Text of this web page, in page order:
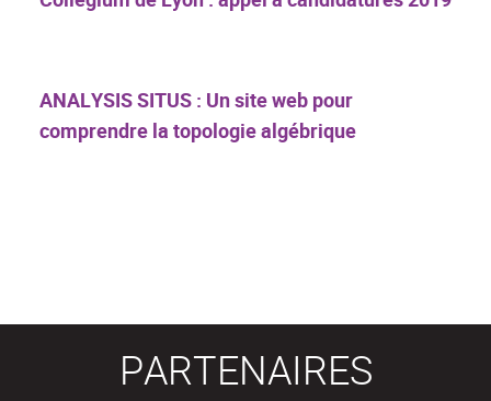
ANALYSIS SITUS : Un site web pour
comprendre la topologie algébrique
PARTENAIRES